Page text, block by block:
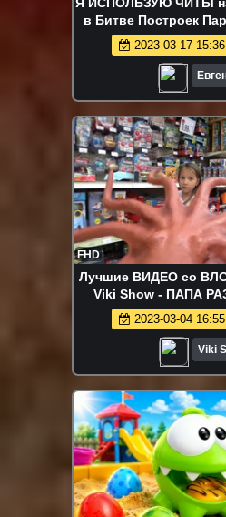
в Битве Построек
ехе в Майнкрафт
2023-03-17 15:36
FHD
Лучшие ВИДЕО со
Viki Show - ПАПА
Ищем в Магазине
Роблокс LOL и
2023-03-04 16:55
Viki